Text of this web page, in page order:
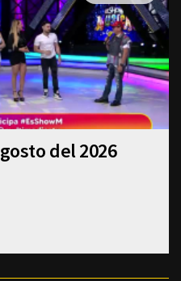
del 2026